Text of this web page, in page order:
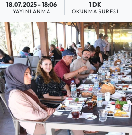
18.07.2025 - 18:06
YAYINLANMA
1 DK
OKUNMA SÜRESI